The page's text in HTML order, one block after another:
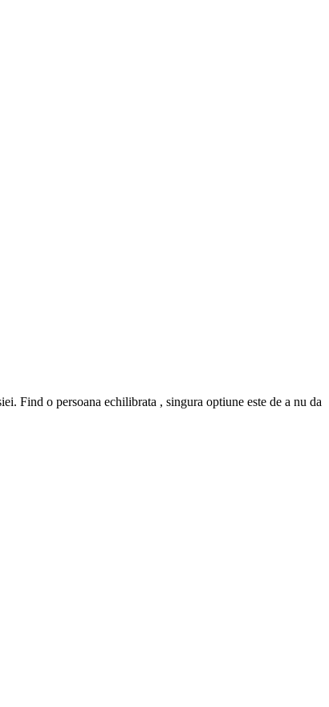
Find o persoana echilibrata , singura optiune este de a nu da